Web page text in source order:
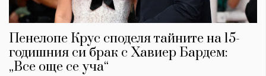
Пенелопе Крус споделя тайните на 15-
годишния си брак с Хавиер Бардем:
„Все още се уча“